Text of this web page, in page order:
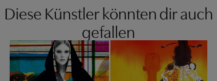
Diese Künstler könnten dir auch
gefallen